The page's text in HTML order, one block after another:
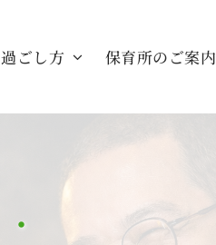
ごし方 保育所のご案内